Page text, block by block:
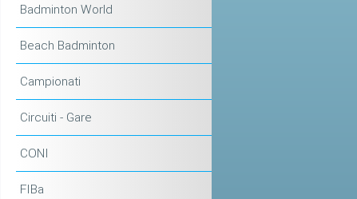
Badminton World
Beach Badminton
Campionati
Circuiti - Gare
CONI
FIBa